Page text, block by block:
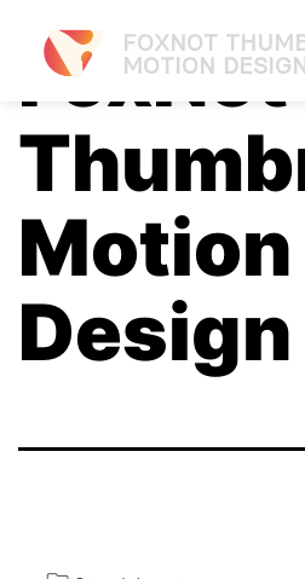
FOXNOT
MOTION
FoxNot
Motion
Design